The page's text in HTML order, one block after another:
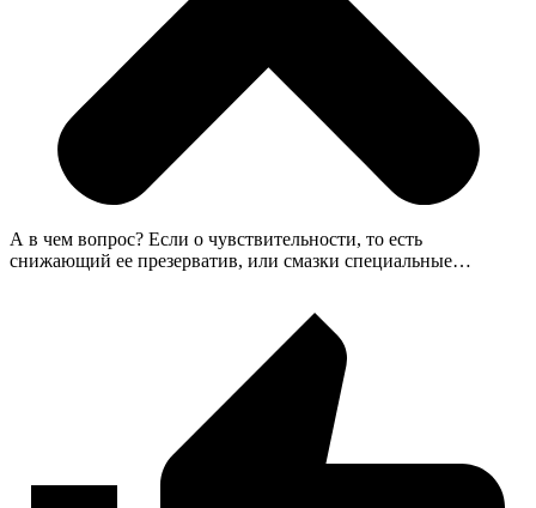
А в чем вопрос? Если о чувствительности, то есть
снижающий ее презерватив, или смазки специальные…